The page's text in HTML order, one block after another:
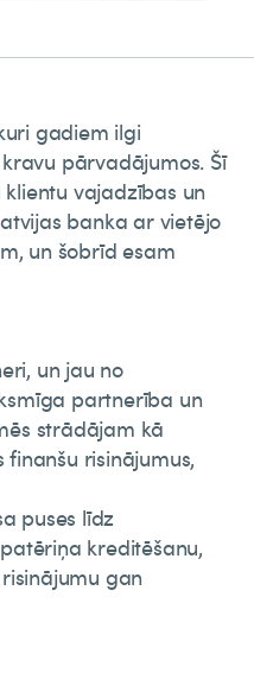
gadiem ilgi
pārvadājumos. Šī
vajadzības un
banka ar vietējo
un šobrīd esam
un jau no
partnerība un
strādājam kā
risinājumus,
puses līdz
kreditēšanu,
gan